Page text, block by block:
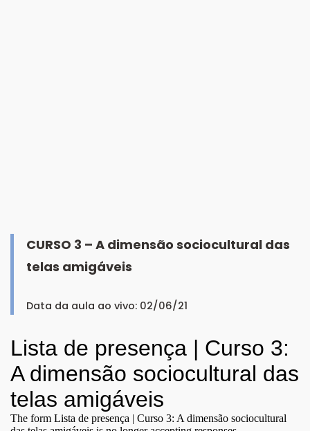
CURSO 3 – A dimensão sociocultural das
telas amigáveis
Data da aula ao vivo: 02/06/21